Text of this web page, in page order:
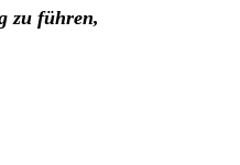
zu führen,